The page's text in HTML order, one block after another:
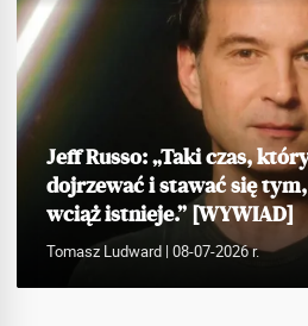
Jeff Russo: „Taki czas,
dojrzewać i stawać się
wciąż istnieje.” [WYWIAD]
Tomasz Ludward| 08-07-2026 r.